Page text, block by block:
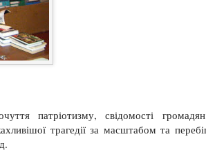
патріотизму, свідомості
трагедії за масштабом та